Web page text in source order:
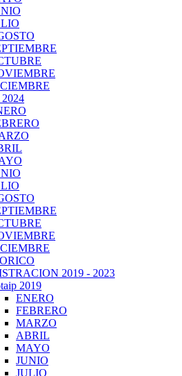
2019 - 2023
2019
ENERO
FEBRERO
MARZO
ABRIL
MAYO
JUNIO
JULIO